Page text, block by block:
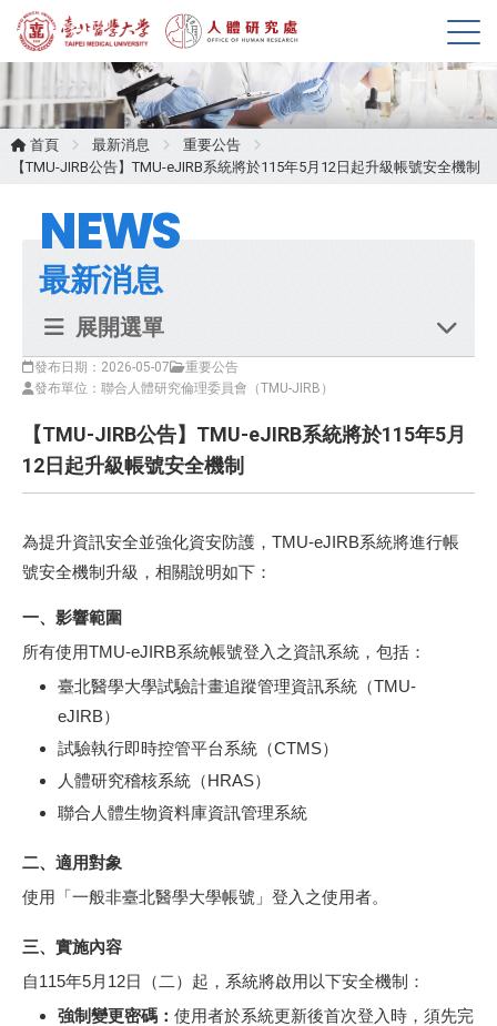
展
開
單
首頁 最新消息
重要公告
【TMU-JIRB公告】TMU-eJIRB系統將於115年5月12日起升級帳號安全機制
NEWS
最新消息
展開選單
發布日期：2026-05-07
重要公告
發布單位：聯合人體研究倫理委員會（TMU-JIRB）
【TMU-JIRB公告】TMU-eJIRB系統將於115年5月
12日起升級帳號安全機制
為提升資訊安全並強化資安防護，TMU-eJIRB系統將進行帳
號安全機制升級，相關說明如下：
一、影響範圍
所有使用TMU-eJIRB系統帳號登入之資訊系統，包括：
臺北醫學大學試驗計畫追蹤管理資訊系統（TMU-
eJIRB）
試驗執行即時控管平台系統（CTMS）
人體研究稽核系統（HRAS）
聯合人體生物資料庫資訊管理系統
二、適用對象
使用「一般非臺北醫學大學帳號」登入之使用者。
三、實施內容
自115年5月12日（二）起，系統將啟用以下安全機制：
強制變更密碼： 使用者於系統更新後首次登入時，須先完